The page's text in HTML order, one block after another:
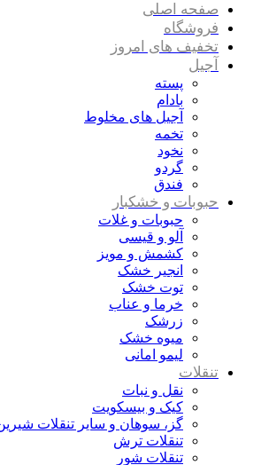
صفحه اصلی
فروشگاه
تخفیف های امروز
آجیل
پسته
بادام
آجیل های مخلوط
تخمه
نخود
گردو
فندق
حبوبات و خشکبار
حبوبات و غلات
آلو و قیسی
کشمش و مویز
انجیر خشک
توت خشک
خرما و عناب
زرشک
میوه خشک
لیمو امانی
تنقلات
نقل و نبات
کیک و بیسکویت
گز، سوهان و سایر تنقلات
تنقلات ترش
تنقلات شور